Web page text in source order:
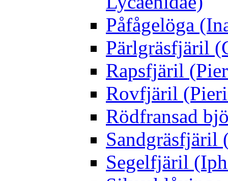
Påfågelöga
Pärlgräsfjäril
Rapsfjäril
Rovfjäril
Rödfransad
Sandgräsfjäril
Segelfjäril